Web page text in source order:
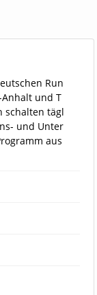
Run
Anhalt und T
schalten tägl
und Unter
aus